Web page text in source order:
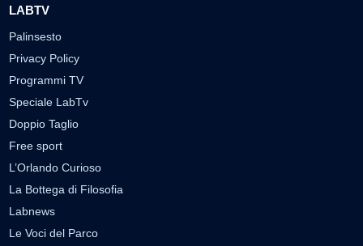
LABTV
Palinsesto
Privacy Policy
Programmi TV
Speciale LabTv
Doppio Taglio
Free sport
L’Orlando Curioso
La Bottega di Filosofia
Labnews
Le Voci del Parco